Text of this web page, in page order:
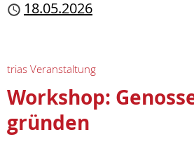
Publiziert
18.05.2026
trias Veranstaltung
Workshop:
gründen